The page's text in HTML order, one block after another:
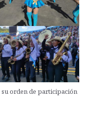
orden de participación